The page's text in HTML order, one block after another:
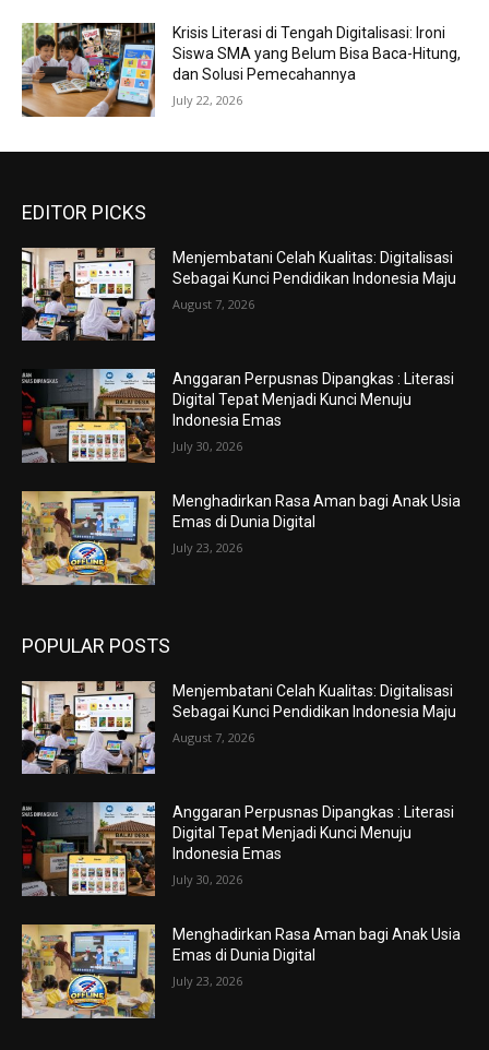
Krisis Literasi di Tengah Digitalisasi: Ironi
Siswa SMA yang Belum Bisa Baca-Hitung,
dan Solusi Pemecahannya
July 22, 2026
EDITOR PICKS
Menjembatani Celah Kualitas: Digitalisasi
Sebagai Kunci Pendidikan Indonesia Maju
August 7, 2026
Anggaran Perpusnas Dipangkas : Literasi
Digital Tepat Menjadi Kunci Menuju
Indonesia Emas
July 30, 2026
Menghadirkan Rasa Aman bagi Anak Usia
Emas di Dunia Digital
July 23, 2026
POPULAR POSTS
Menjembatani Celah Kualitas: Digitalisasi
Sebagai Kunci Pendidikan Indonesia Maju
August 7, 2026
Anggaran Perpusnas Dipangkas : Literasi
Digital Tepat Menjadi Kunci Menuju
Indonesia Emas
July 30, 2026
Menghadirkan Rasa Aman bagi Anak Usia
Emas di Dunia Digital
July 23, 2026